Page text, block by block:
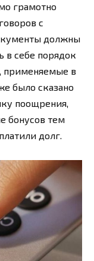
грамотно
с
должны
в себе порядок
применяемые в
было сказано
поощрения,
бонусов тем
долг.